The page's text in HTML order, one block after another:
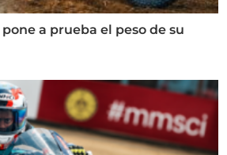
a prueba el peso de su